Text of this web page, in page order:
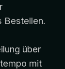
Bestellen.
über
mit